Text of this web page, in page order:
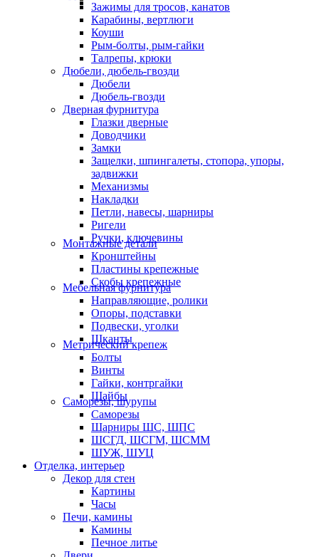
Зажимы для тросов, канатов
Карабины, вертлюги
Коуши
Рым-болты, рым-гайки
Талрепы, крюки
Дюбели, дюбель-гвозди
Дюбели
Дюбель-гвозди
Дверная фурнитура
Глазки дверные
Доводчики
Замки
Защелки, шпингалеты, стопора, упоры,
задвижки
Механизмы
Накладки
Петли, навесы, шарниры
Ригели
Ручки, ключевины
Монтажные детали
Кронштейны
Пластины крепежные
Скобы крепежные
Мебельная фурнитура
Направляющие, ролики
Опоры, подставки
Подвески, уголки
Шканты
Метрический крепеж
Болты
Винты
Гайки, контргайки
Шайбы
Саморезы, шурупы
Саморезы
Шарниры ШС, ШПС
ШСГД, ШСГМ, ШСММ
ШУЖ, ШУЦ
Отделка, интерьер
Декор для стен
Картины
Часы
Печи, камины
Камины
Печное литье